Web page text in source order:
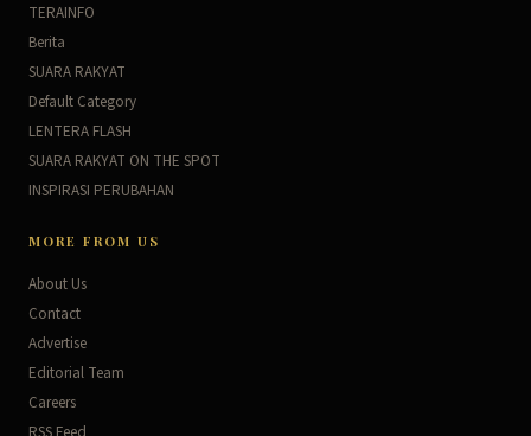
TERAINFO
Berita
SUARA RAKYAT
Default Category
LENTERA FLASH
SUARA RAKYAT ON THE SPOT
INSPIRASI PERUBAHAN
MORE FROM US
About Us
Contact
Advertise
Editorial Team
Careers